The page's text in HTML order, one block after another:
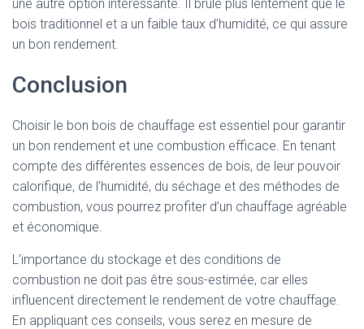
une autre option intéressante. Il brûle plus lentement que le
bois traditionnel et a un faible taux d’humidité, ce qui assure
un bon rendement.
Conclusion
Choisir le bon bois de chauffage est essentiel pour garantir
un bon rendement et une combustion efficace. En tenant
compte des différentes essences de bois, de leur pouvoir
calorifique, de l’humidité, du séchage et des méthodes de
combustion, vous pourrez profiter d’un chauffage agréable
et économique.
L’importance du stockage et des conditions de
combustion ne doit pas être sous-estimée, car elles
influencent directement le rendement de votre chauffage.
En appliquant ces conseils, vous serez en mesure de